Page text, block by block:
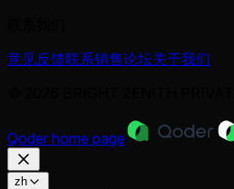
意见反馈联系销售论坛关于我们
Qoder home page
zh